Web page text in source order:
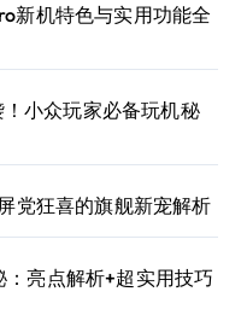
新机特色与实用功能全
小众玩家必备玩机秘
党狂喜的旗舰新宠解析
亮点解析+超实用技巧